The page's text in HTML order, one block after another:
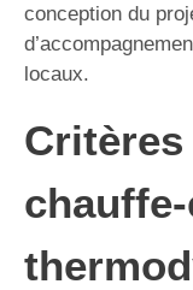
conception du
locaux.
Critères
chauffe-